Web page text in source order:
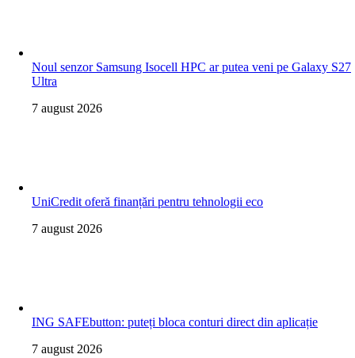
Noul senzor Samsung Isocell HPC ar putea veni pe Galaxy S27
Ultra
7 august 2026
UniCredit oferă finanțări pentru tehnologii eco
7 august 2026
ING SAFEbutton: puteți bloca conturi direct din aplicație
7 august 2026